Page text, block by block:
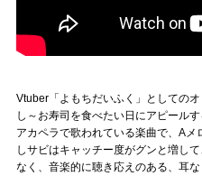
Vtuber「よもちだいふく」としての
し～お寿司を食べたい日にアピールす
アカペラで歌われている楽曲で、A
しサビはキャッチー度がグンと増し
なく、音楽的に聴き応えのある、耳